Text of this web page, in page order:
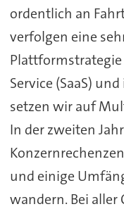
ordentlich an
verfolgen eine
Plattformstrategie
Service (SaaS)
setzen wir auf
In der zweiten
und einige
wandern. Bei